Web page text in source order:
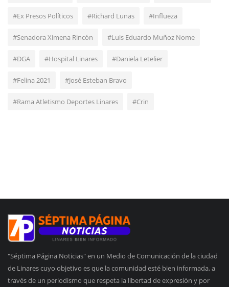
#Ex Presos Políticos #Richard Lunas #Influeza
#Senadora Ximena Rincón #Luis Eduardo Muñoz Nome
#DGA #Hospital Linares #Daniela Letelier
#Felina 2021 #José Esteban Bravo
#Rama Atletismo Deportes Linares #Crin
"Séptima Página Noticias" en un Medio de Comunicación de la ciudad
de Linares cuyo objetivo es que la comunidad esté bien informada, a
través de un periodismo que respeta la libertad de expresión y por